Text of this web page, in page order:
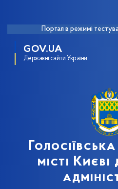
Портал в режимі
GOV.UA
Державні сайти України
місті